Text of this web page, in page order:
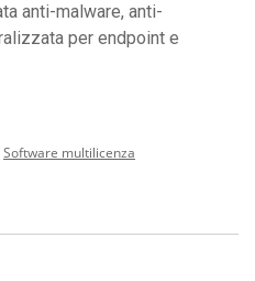
anti-malware, anti-
per endpoint e
Software multilicenza